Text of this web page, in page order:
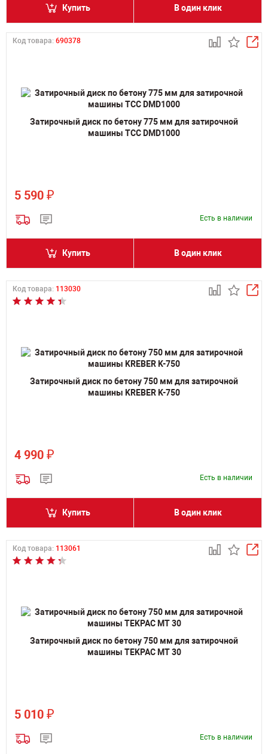
Купить В один клик
Код товара: 690378
Затирочный диск по бетону 775 мм для затирочной
машины ТСС DMD1000
5 590 ₽
Есть в наличии
Купить В один клик
Код товара: 113030
Затирочный диск по бетону 750 мм для затирочной
машины KREBER K-750
4 990 ₽
Есть в наличии
Купить В один клик
Код товара: 113061
Затирочный диск по бетону 750 мм для затирочной
машины TEKPAC MT 30
5 010 ₽
Есть в наличии